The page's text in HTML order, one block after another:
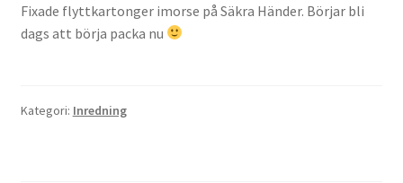
Fixade flyttkartonger imorse på Säkra Händer. Börjar bli
dags att börja packa nu
Kategori: Inredning